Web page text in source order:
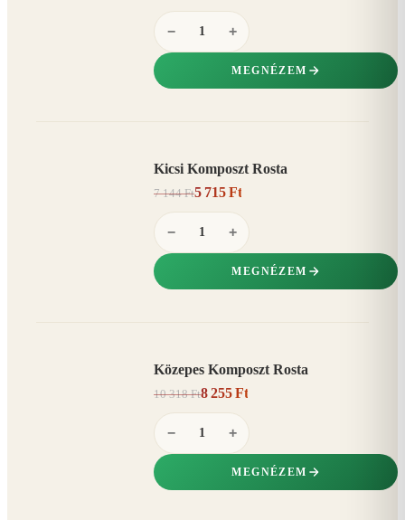
− +
MEGNÉZEM
Kicsi Komposzt Rosta
7 144 Ft5 715 Ft
− +
MEGNÉZEM
Közepes Komposzt Rosta
10 318 Ft8 255 Ft
− +
MEGNÉZEM